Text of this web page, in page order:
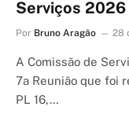
Serviços 2026
Por Bruno Aragão 28
A Comissão de
7a Reunião que foi
PL 16,…